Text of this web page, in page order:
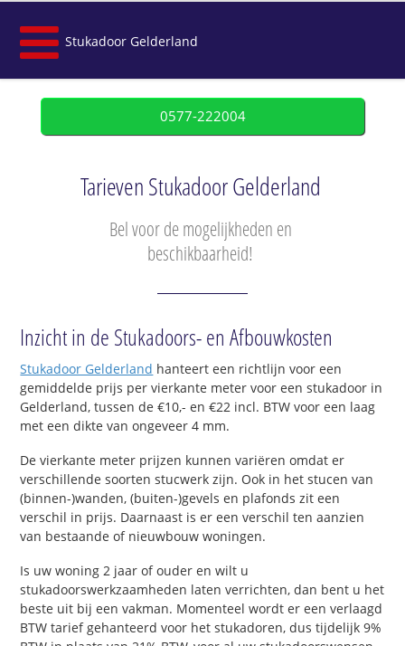
Stukadoor Gelderland
0577-222004
Tarieven Stukadoor Gelderland
Bel voor de mogelijkheden en
beschikbaarheid!
Inzicht in de Stukadoors- en Afbouwkosten
Stukadoor Gelderland hanteert een richtlijn voor een
gemiddelde prijs per vierkante meter voor een stukadoor in
Gelderland, tussen de €10,- en €22 incl. BTW voor een laag
met een dikte van ongeveer 4 mm.
De vierkante meter prijzen kunnen variëren omdat er
verschillende soorten stucwerk zijn. Ook in het stucen van
(binnen-)wanden, (buiten-)gevels en plafonds zit een
verschil in prijs. Daarnaast is er een verschil ten aanzien
van bestaande of nieuwbouw woningen.
Is uw woning 2 jaar of ouder en wilt u
stukadoorswerkzaamheden laten verrichten, dan bent u het
beste uit bij een vakman. Momenteel wordt er een verlaagd
BTW tarief gehanteerd voor het stukadoren, dus tijdelijk 9%